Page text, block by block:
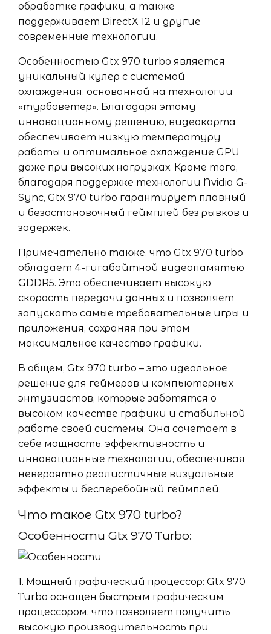
обработке графики, а также
поддерживает DirectX 12 и другие
современные технологии.
Особенностью Gtx 970 turbo является
уникальный кулер с системой
охлаждения, основанной на технологии
«турбоветер». Благодаря этому
инновационному решению, видеокарта
обеспечивает низкую температуру
работы и оптимальное охлаждение GPU
даже при высоких нагрузках. Кроме того,
благодаря поддержке технологии Nvidia G-
Sync, Gtx 970 turbo гарантирует плавный
и безостановочный геймплей без рывков и
задержек.
Примечательно также, что Gtx 970 turbo
обладает 4-гигабайтной видеопамятью
GDDR5. Это обеспечивает высокую
скорость передачи данных и позволяет
запускать самые требовательные игры и
приложения, сохраняя при этом
максимальное качество графики.
В общем, Gtx 970 turbo – это идеальное
решение для геймеров и компьютерных
энтузиастов, которые заботятся о
высоком качестве графики и стабильной
работе своей системы. Она сочетает в
себе мощность, эффективность и
инновационные технологии, обеспечивая
невероятно реалистичные визуальные
эффекты и бесперебойный геймплей.
Что такое Gtx 970 turbo?
Особенности Gtx 970 Turbo:
1. Мощный графический процессор: Gtx 970
Turbo оснащен быстрым графическим
процессором, что позволяет получить
высокую производительность при